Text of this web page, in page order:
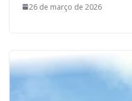
26 de março de 2026